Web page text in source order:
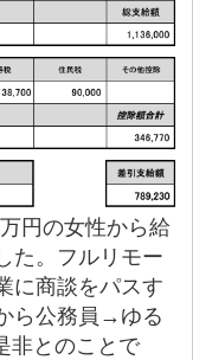
円の女性から給
た。フルリモー
に商談をパスす
ら公務員→ゆる
非とのことで